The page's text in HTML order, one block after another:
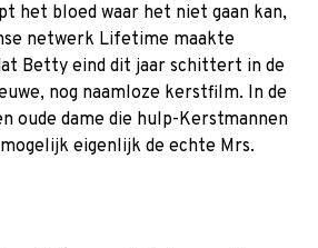
het bloed waar het niet gaan kan,
netwerk Lifetime maakte
Betty eind dit jaar schittert in de
nog naamloze kerstfilm. In de
oude dame die hulp-Kerstmannen
eigenlijk de echte Mrs.